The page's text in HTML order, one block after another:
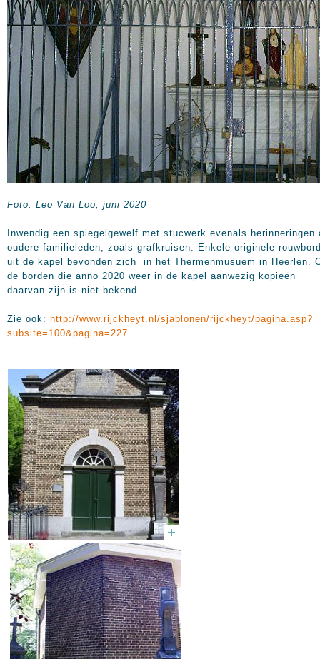
Foto: Leo Van Loo, juni 2020
Inwendig een spiegelgewelf met stucwerk evenals herinneringen
oudere familieleden, zoals grafkruisen. Enkele originele
uit de kapel bevonden zich in het Thermenmusuem in Heerlen.
de borden die anno 2020 weer in de kapel aanwezig kopieën
daarvan zijn is niet bekend.
Zie ook: http://www.rijckheyt.nl/sjablonen/rijckheyt/pagina.asp?
subsite=100&pagina=227